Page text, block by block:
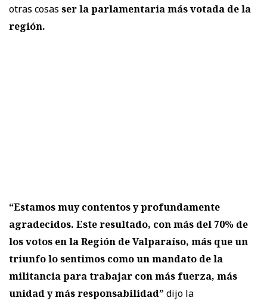
otras cosas ser la parlamentaria más votada de la
región.
“Estamos muy contentos y profundamente
agradecidos. Este resultado, con más del 70% de
los votos en la Región de Valparaíso, más que un
triunfo lo sentimos como un mandato de la
militancia para trabajar con más fuerza, más
unidad y más responsabilidad” dijo la